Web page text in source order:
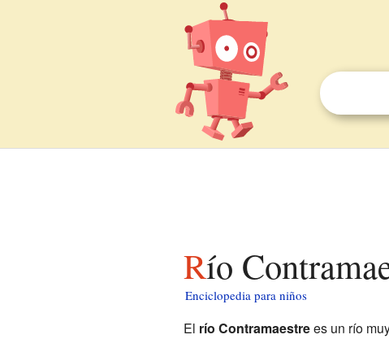
Río
Enciclopedia para niños
El río Contramaestrees un río